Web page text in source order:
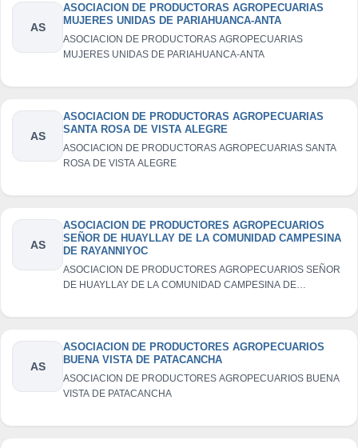
AS
ASOCIACION DE PRODUCTORAS AGROPECUARIAS
MUJERES UNIDAS DE PARIAHUANCA-ANTA
ASOCIACION DE PRODUCTORAS AGROPECUARIAS
MUJERES UNIDAS DE PARIAHUANCA-ANTA
AS
ASOCIACION DE PRODUCTORAS AGROPECUARIAS
SANTA ROSA DE VISTA ALEGRE
ASOCIACION DE PRODUCTORAS AGROPECUARIAS SANTA
ROSA DE VISTA ALEGRE
AS
ASOCIACION DE PRODUCTORES AGROPECUARIOS
SEÑOR DE HUAYLLAY DE LA COMUNIDAD CAMPESINA
DE RAYANNIYOC
ASOCIACION DE PRODUCTORES AGROPECUARIOS SEÑOR
DE HUAYLLAY DE LA COMUNIDAD CAMPESINA DE
AS
ASOCIACION DE PRODUCTORES AGROPECUARIOS
BUENA VISTA DE PATACANCHA
ASOCIACION DE PRODUCTORES AGROPECUARIOS BUENA
VISTA DE PATACANCHA